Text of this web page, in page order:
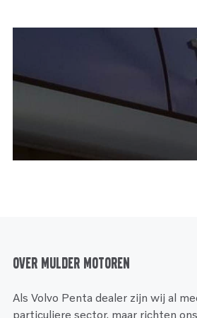
Over Mulder Motoren
Als Volvo Penta dealer zijn wij al
particuliere sector, maar richten